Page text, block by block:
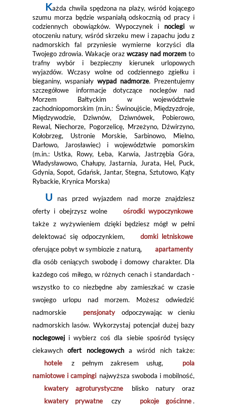
Każda chwila spędzona na plaży, wśród kojącego
szumu morza będzie wspaniałą odskocznią od pracy i
codziennych obowiązków. Wypoczynek i noclegi w
otoczeniu natury, wśród skrzeku mew i zapachu jodu z
nadmorskich fal przyniesie wymierne korzyści dla
Twojego zdrowia. Wakacje orazwczasy nad morzem to
trafny wybór i bezpieczny kierunek urlopowych
wyjazdów. Wczasy wolne od codziennego zgiełku i
bieganiny, wspaniały wypad nadmorze. Prezentujemy
szczegółowe informacje dotyczące noclegów nad
Morzem Bałtyckim w województwie
zachodniopomorskim (m.in.: Świnoujście, Międzyzdroje,
Międzywodzie, Dziwnów, Dziwnówek, Pobierowo,
Rewal, Niechorze, Pogorzelicę, Mrzeżyno, Dźwirzyno,
Kołobrzeg, Ustronie Morskie, Sarbinowo, Mielno,
Darłowo, Jarosławiec) i województwie pomorskim
(m.in.: Ustka, Rowy, Łeba, Karwia, Jastrzębia Góra,
Władysławowo, Chałupy, Jastarnia, Jurata, Hel, Puck,
Gdynia, Sopot, Gdańsk, Jantar, Stegna, Sztutowo, Kąty
Rybackie, Krynica Morska)
U nas przed wyjazdem nad morze znajdziesz
oferty i obejrzysz wolne
ośrodki wypoczynkowe
także z wyżywieniem dzięki będziesz mógł w pełni
delektować się odpoczynkiem,
domki letniskowe
oferujące pobyt w symbiozie z naturą,
apartamenty
dla osób ceniących swobodę i domowy charakter. Dla
każdego coś miłego, w różnych cenach i standardach -
wszystko to co niezbędne aby zamieszkać w czasie
swojego urlopu nad morzem. Możesz odwiedzić
nadmorskie
pensjonaty
odpoczywając w cieniu
nadmorskich lasów. Wykorzystaj potencjał dużej bazy
noclegoweji wybierz coś dla siebie spośród tysięcy
ciekawychofert noclegowycha wśród nich także:
hotele
z pełnym zakresem usług,
pola
namiotowe i campingi najwyższa swoboda i mobilność,
kwatery agroturystyczne
blisko natury oraz
kwatery prywatne
czy pokoje gościnne .